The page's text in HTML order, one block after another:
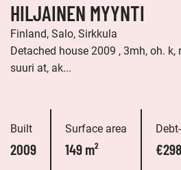
HILJAINEN MYYNTI
Finland, Salo, Sirkkula
Detached house 2009 , 3mh, oh. k,
suuri at, ak...
Built
2009
Surface area
149 m²